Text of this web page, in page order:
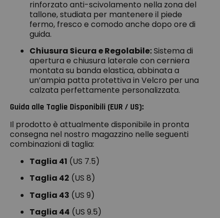
rinforzato anti-scivolamento nella zona del
tallone, studiata per mantenere il piede
fermo, fresco e comodo anche dopo ore di
guida.
Chiusura Sicura e Regolabile:Sistema di
apertura e chiusura laterale con cerniera
montata su banda elastica, abbinata a
un’ampia patta protettiva in Velcro per una
calzata perfettamente personalizzata.
Guida alle Taglie Disponibili (EUR / US):
Il prodotto è attualmente disponibile in pronta
consegna nel nostro magazzino nelle seguenti
combinazioni di taglia:
Taglia 41 (US 7.5)
Taglia 42 (US 8)
Taglia 43 (US 9)
Taglia 44 (US 9.5)